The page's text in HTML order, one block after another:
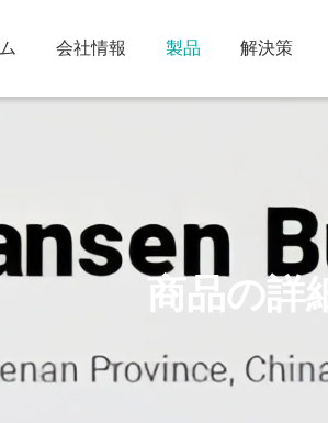
会社情報 製品 解決策
商品の詳細